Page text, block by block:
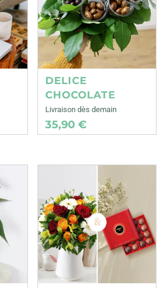
DELICE
CHOCOLATE
Livraison dès demain
35,90 €